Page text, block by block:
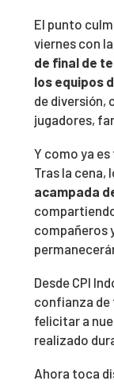
El punto
viernes con
de final de
los equipos
de diversión,
jugadores,
Y como ya
Tras la cena,
acampada
compañeros
Desde CPI
confianza de
felicitar a
realizado
Ahora toca